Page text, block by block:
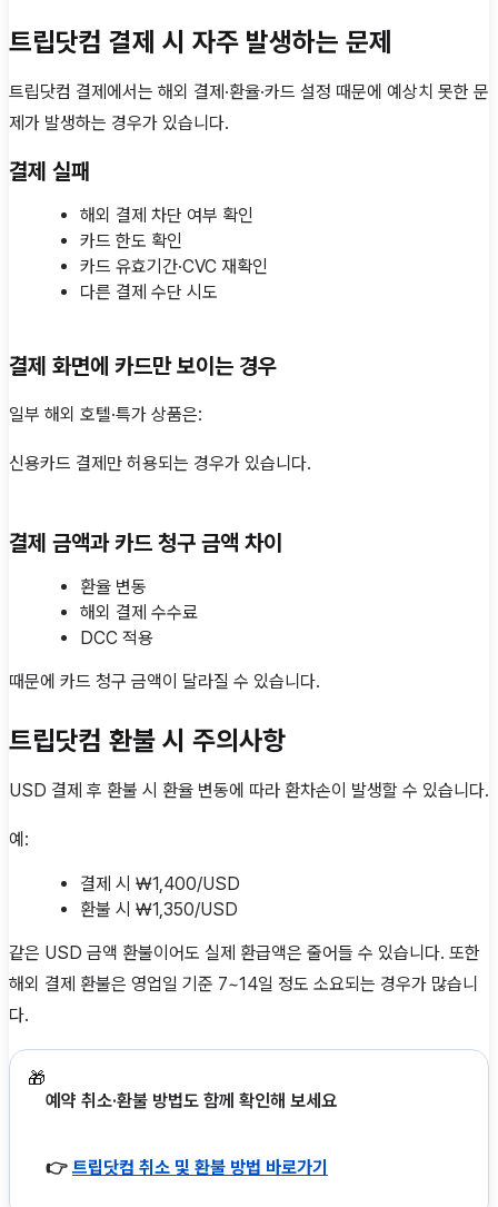
트립닷컴 결제 시 자주 발생하는 문제
트립닷컴 결제에서는 해외 결제·환율·카드 설정 때문에 예상치 못한 문
제가 발생하는 경우가 있습니다.
결제 실패
해외 결제 차단 여부 확인
카드 한도 확인
카드 유효기간·CVC 재확인
다른 결제 수단 시도
결제 화면에 카드만 보이는 경우
일부 해외 호텔·특가 상품은:
신용카드 결제만 허용되는 경우가 있습니다.
결제 금액과 카드 청구 금액 차이
환율 변동
해외 결제 수수료
DCC 적용
때문에 카드 청구 금액이 달라질 수 있습니다.
트립닷컴 환불 시 주의사항
USD 결제 후 환불 시 환율 변동에 따라 환차손이 발생할 수 있습니다.
예:
결제 시 ₩1,400/USD
환불 시 ₩1,350/USD
같은 USD 금액 환불이어도 실제 환급액은 줄어들 수 있습니다. 또한
해외 결제 환불은 영업일 기준 7~14일 정도 소요되는 경우가 많습니
다.
🎁
예약 취소·환불 방법도 함께 확인해 보세요
👉 트립닷컴 취소 및 환불 방법 바로가기